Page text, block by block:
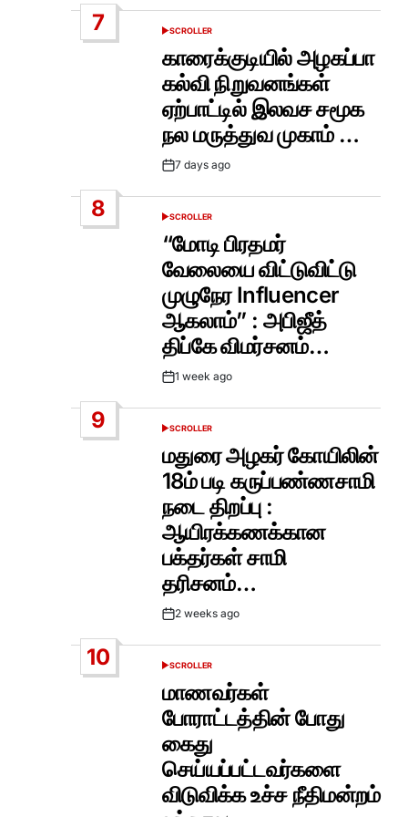
7
POSTED
SCROLLER
காரைக்குடியில் அழகப்பா
கல்வி நிறுவனங்கள்
ஏற்பாட்டில் இலவச சமூக
நல மருத்துவ முகாம் …
Post7 days ago
8
POSTED
SCROLLER
“மோடி பிரதமர்
வேலையை விட்டுவிட்டு
முழுநேர Influencer
ஆகலாம்” : அபிஜீத்
திப்கே விமர்சனம்…
Post1 week ago
9
POSTED
SCROLLER
மதுரை அழகர் கோயிலின்
18ம் படி கருப்பண்ணசாமி
நடை திறப்பு :
ஆயிரக்கணக்கான
பக்தர்கள் சாமி
தரிசனம்…
Post2 weeks ago
10
POSTED
SCROLLER
மாணவர்கள்
போராட்டத்தின் போது
கைது
செய்யப்பட்டவர்களை
விடுவிக்க உச்ச நீதிமன்றம்